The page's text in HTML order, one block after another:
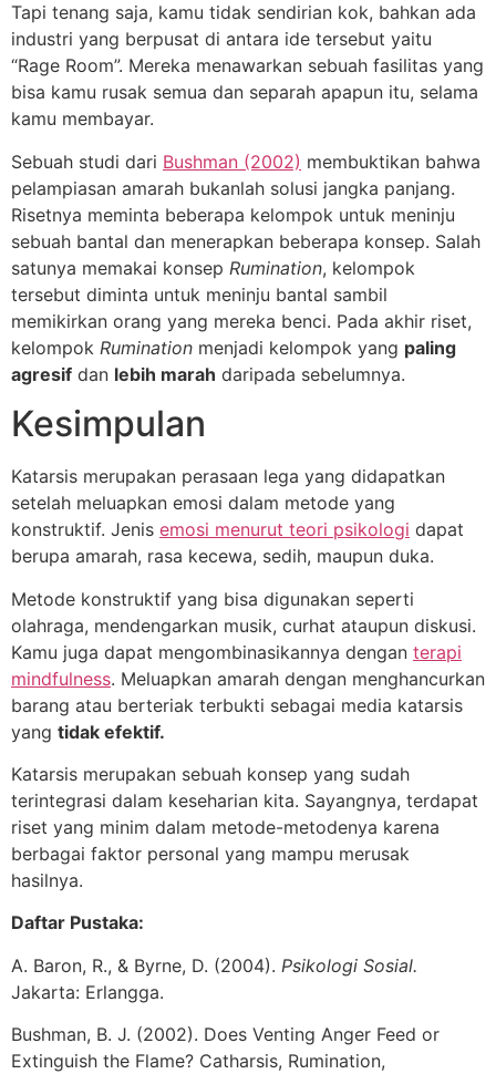
Tapi tenang saja, kamu tidak sendirian kok, bahkan ada
industri yang berpusat di antara ide tersebut yaitu
“Rage Room”. Mereka menawarkan sebuah fasilitas yang
bisa kamu rusak semua dan separah apapun itu, selama
kamu membayar.
Sebuah studi dari Bushman (2002) membuktikan bahwa
pelampiasan amarah bukanlah solusi jangka panjang.
Risetnya meminta beberapa kelompok untuk meninju
sebuah bantal dan menerapkan beberapa konsep. Salah
satunya memakai konsep Rumination, kelompok
tersebut diminta untuk meninju bantal sambil
memikirkan orang yang mereka benci. Pada akhir riset,
kelompok Rumination menjadi kelompok yang paling
agresif dan lebih marah daripada sebelumnya.
Kesimpulan
Katarsis merupakan perasaan lega yang didapatkan
setelah meluapkan emosi dalam metode yang
konstruktif. Jenis emosi menurut teori psikologi dapat
berupa amarah, rasa kecewa, sedih, maupun duka.
Metode konstruktif yang bisa digunakan seperti
olahraga, mendengarkan musik, curhat ataupun diskusi.
Kamu juga dapat mengombinasikannya dengan terapi
mindfulness. Meluapkan amarah dengan menghancurkan
barang atau berteriak terbukti sebagai media katarsis
yang tidak efektif.
Katarsis merupakan sebuah konsep yang sudah
terintegrasi dalam keseharian kita. Sayangnya, terdapat
riset yang minim dalam metode-metodenya karena
berbagai faktor personal yang mampu merusak
hasilnya.
Daftar Pustaka:
A. Baron, R., & Byrne, D. (2004). Psikologi Sosial.
Jakarta: Erlangga.
Bushman, B. J. (2002). Does Venting Anger Feed or
Extinguish the Flame? Catharsis, Rumination,